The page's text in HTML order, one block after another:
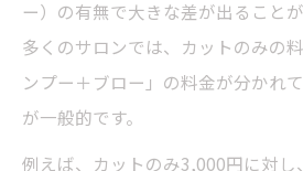
ー）の有無で大きな差が出ること
多くのサロンでは、カットのみの
ンプー＋ブロー」の料金が分かれ
が一般的です。
例えば、カットのみ3,000円に対し